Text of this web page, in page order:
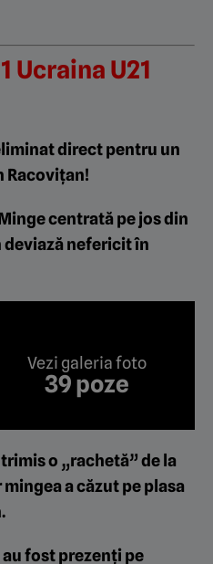
Ucraina U21
direct pentru un
Racovițan!
centrată pe jos din
deviază nefericit în
Vezi galeria foto
39 poze
o „rachetă” de la
a căzut pe plasa
au fost prezenți pe